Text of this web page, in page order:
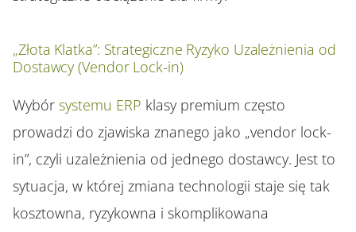
„Złota Klatka”: Strategiczne Ryzyko Uzależnienia od
Dostawcy (Vendor Lock-in)
Wybór systemu ERP klasy premium często
prowadzi do zjawiska znanego jako „vendor lock-
in”, czyli uzależnienia od jednego dostawcy. Jest to
sytuacja, w której zmiana technologii staje się tak
kosztowna, ryzykowna i skomplikowana